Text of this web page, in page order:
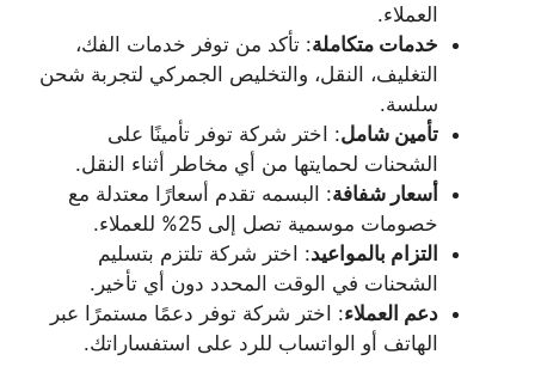
العملاء.
خدمات متكاملة: تأكد من توفر خدمات الفك،
التغليف، النقل، والتخليص الجمركي لتجربة شحن
سلسة.
تأمين شامل: اختر شركة توفر تأمينًا على
الشحنات لحمايتها من أي مخاطر أثناء النقل.
أسعار شفافة: البسمه تقدم أسعارًا معتدلة مع
خصومات موسمية تصل إلى 25% للعملاء.
التزام بالمواعيد: اختر شركة تلتزم بتسليم
الشحنات في الوقت المحدد دون أي تأخير.
دعم العملاء: اختر شركة توفر دعمًا مستمرًا عبر
الهاتف أو الواتساب للرد على استفساراتك.